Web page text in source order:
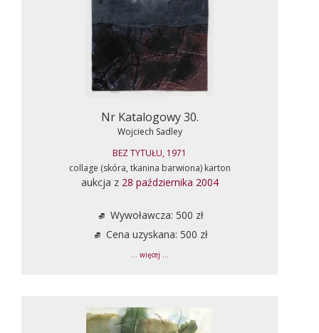
Nr Katalogowy 30.
Wojciech Sadley
BEZ TYTUŁU, 1971
collage (skóra, tkanina barwiona) karton
aukcja z 28 października 2004
Wywoławcza: 500 zł
Cena uzyskana: 500 zł
... więcej ...